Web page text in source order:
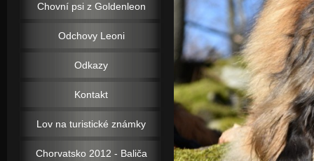
Chovní psi z Goldenleon
Odchovy Leoni
Odkazy
Kontakt
Lov na turistické známky
Chorvatsko 2012 - Baliča